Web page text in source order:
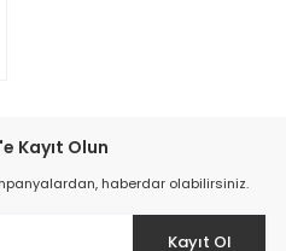
Kayıt Olun
haberdar olabilirsiniz.
Kayıt Ol